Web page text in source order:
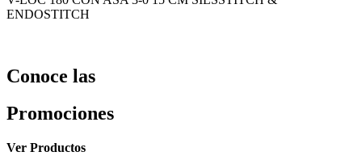
ENDOSTITCH
Conoce las
Promociones
Ver Productos